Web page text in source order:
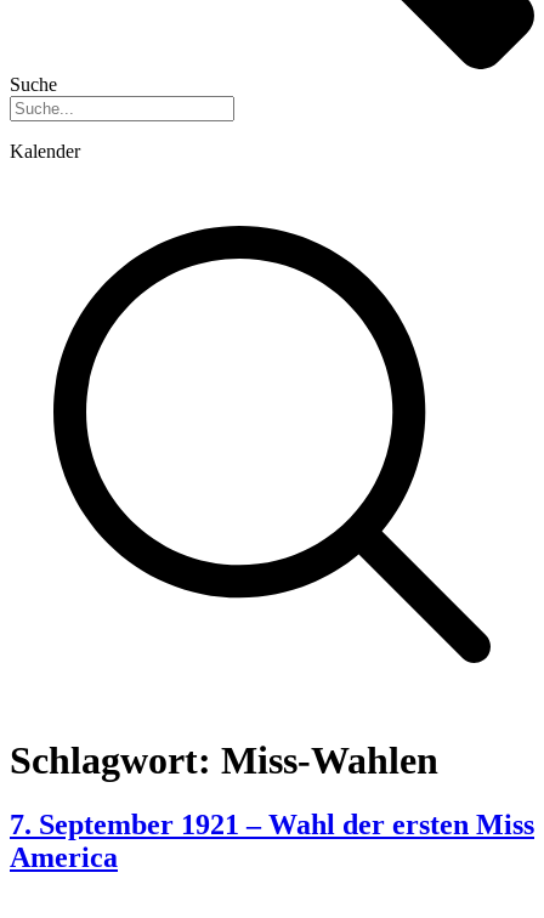
Suche
Kalender
Schlagwort: Miss-Wahlen
7. September 1921 – Wahl der ersten Miss
America